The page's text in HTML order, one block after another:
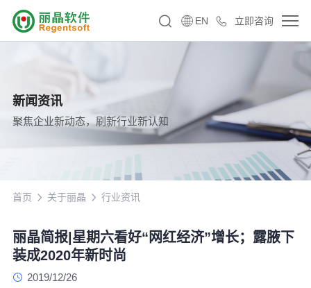
立即咨询
EN
新闻资讯
聚焦企业新动态，刷新行业新认知
首页 关于丽晶 行业资讯
丽晶简报|星期六看好“网红经济”增长；露腋下
装成2020年新时尚
2019/12/26